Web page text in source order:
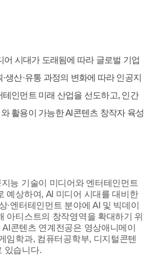
어 시대가 도래됨에 따라 글로벌 기업
생산·유통 과정의 변화에 따라 인공지
인먼트 미래 산업을 선도하고, 인간
활용이 가능한 AI콘텐츠 창작자 육성
능 기술이 미디어와 엔터테인먼트
예상하여, AI 미디어 시대를 대비한
·엔터테인먼트 분야에 AI 및 빅데이
아티스트의 창작영역을 확대하기 위
콘텐츠 연계전공은 영상애니메이
임학과, 컴퓨터공학부, 디지털콘텐
있습니다.